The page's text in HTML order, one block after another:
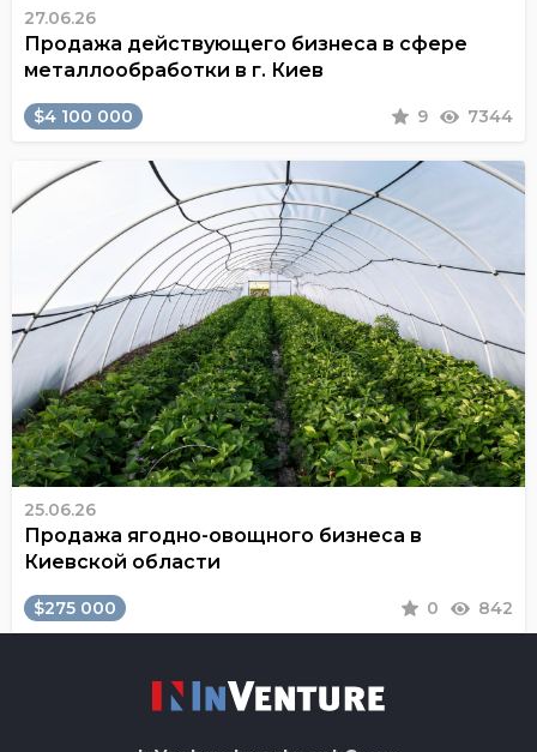
27.06.26
Продажа действующего бизнеса в сфере
металлообработки в г. Киев
$4 100 000 9 7344
25.06.26
Продажа ягодно-овощного бизнеса в
Киевской области
$275 000 0 842